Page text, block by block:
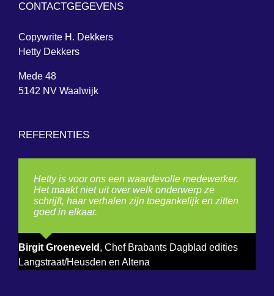
CONTACTGEGEVENS
Copywrite H. Dekkers
Hetty Dekkers
Mede 48
5142 NV Waalwijk
REFERENTIES
Hetty is voor ons een waardevolle medewerker.
Het maakt niet uit over welk onderwerp ze
schrijft, haar verhalen zijn toegankelijk en zitten
goed in elkaar.
Birgit Groeneveld , Chef Brabants Dagblad edities
Langstraat/Heusden en Altena